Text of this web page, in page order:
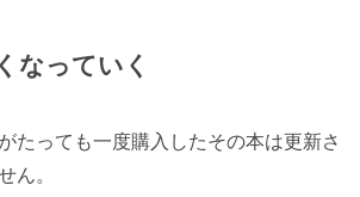
なっていく
たっても一度購入したその本は更新さ
ん。